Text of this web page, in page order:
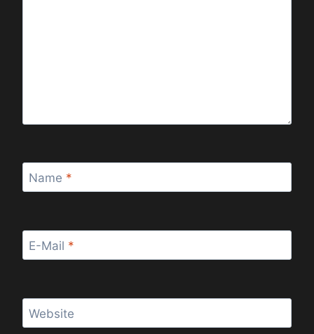
Name *
E-Mail *
Website